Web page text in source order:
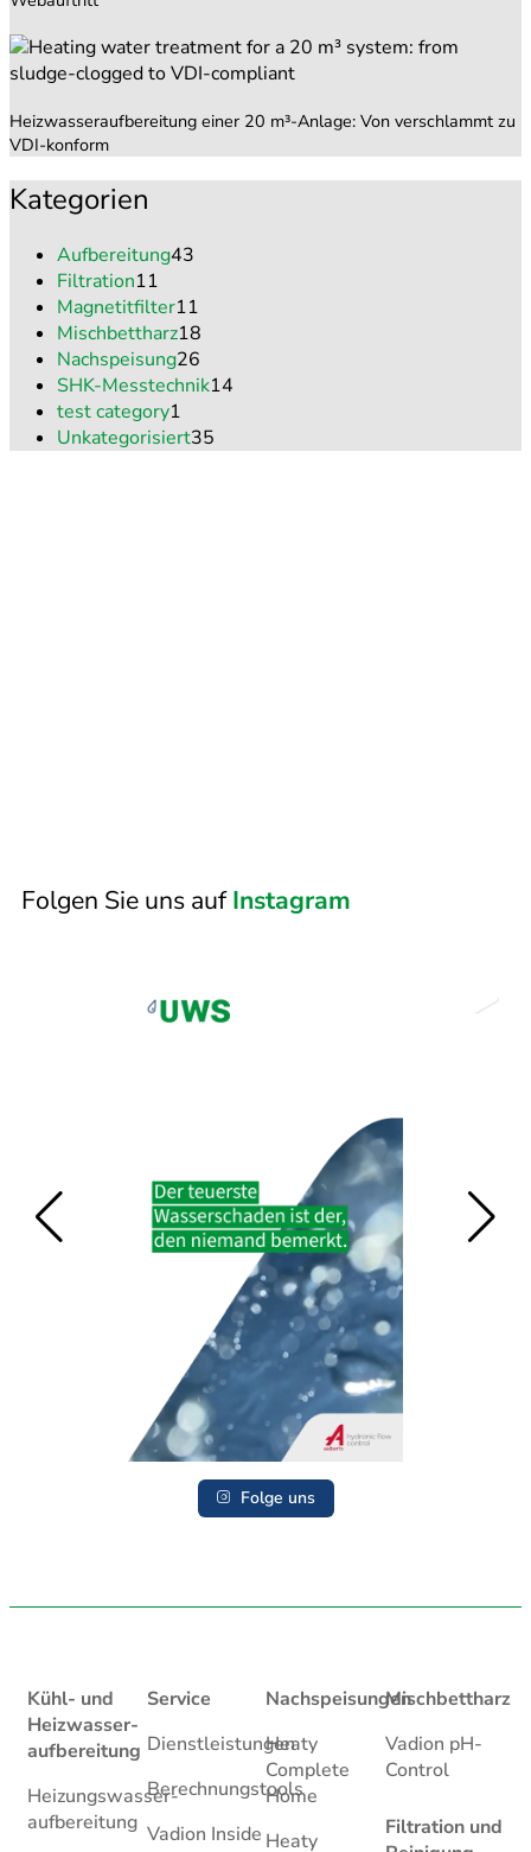
Heizwasseraufbereitung einer 20 m³-Anlage: Von verschlammt zu
VDI-konform
Kategorien
Aufbereitung43
Filtration11
Magnetitfilter11
Mischbettharz18
Nachspeisung26
SHK-Messtechnik14
test category1
Unkategorisiert35
Folgen Sie uns aufInstagram
Folge uns
Kühl- und
Heizwasser­
aufbereitung
Heizungswasser­
aufbereitung
Service
Dienstleistungen
Berechnungstools
Vadion Inside
Nachspeisungen
Heaty
Complete
Home
Heaty
Mischbettharz
Vadion pH-
Control
Filtration und